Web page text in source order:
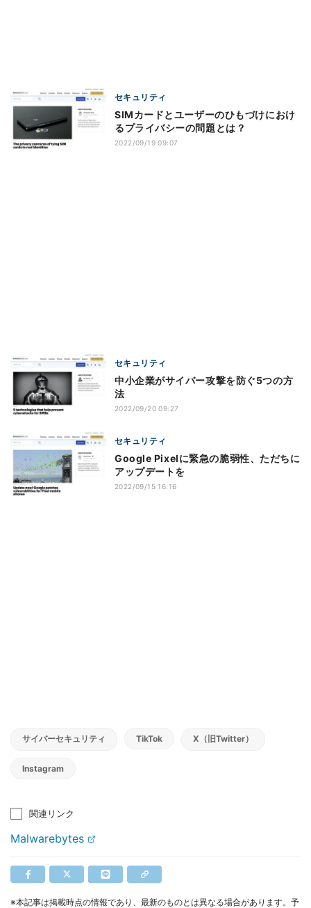
セキュリティ
SIMカードとユーザーのひもづけにおけ
るプライバシーの問題とは？
2022/09/19 09:07
セキュリティ
中小企業がサイバー攻撃を防ぐ5つの方
法
2022/09/20 09:27
セキュリティ
Google Pixelに緊急の脆弱性、ただちに
アップデートを
2022/09/15 16:16
サイバーセキュリティ TikTok X（旧Twitter）
Instagram
関連リンク
Malwarebytes
※本記事は掲載時点の情報であり、最新のものとは異なる場合があります。予